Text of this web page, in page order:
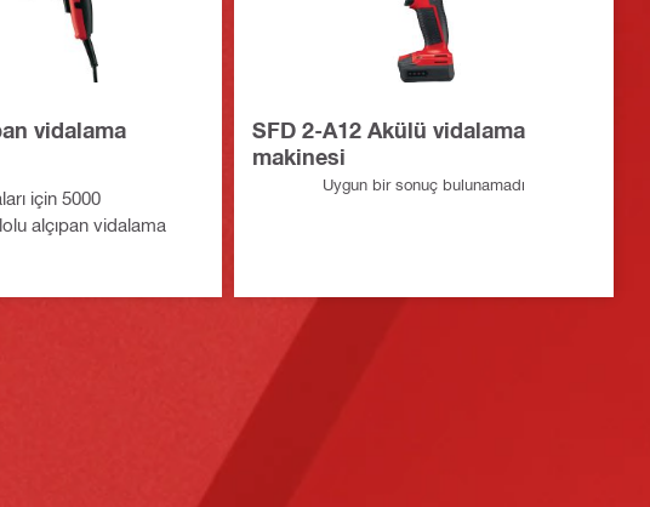
vidalama
için 5000
alçıpan vidalama
SFD 2-A12 Akülü vidalama
makinesi
Uygun bir sonuç bulunamadı